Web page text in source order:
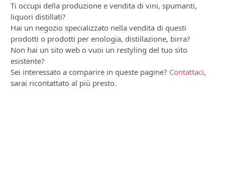
Ti occupi della produzione e vendita di vini, spumanti,
liquori distillati?
Hai un negozio specializzato nella vendita di questi
prodotti o prodotti per enologia, distillazione, birra?
Non hai un sito web o vuoi un restyling del tuo sito
esistente?
Sei interessato a comparire in queste pagine? Contattaci,
sarai ricontattato al più presto.